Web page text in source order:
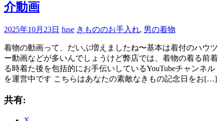
介動画
2025年10月23日 fuse きもののお手入れ, 男の着物
着物の動画って、だいぶ増えましたね〜基本は着付のハウツ
ー動画などが多いんでしょうけど弊店では、着物の着る前着
る時着た後を包括的にお手伝いしているYouTubeチャンネル
を運営中です こちらはあなたの素敵なきもの記念日をお[…]
共有: